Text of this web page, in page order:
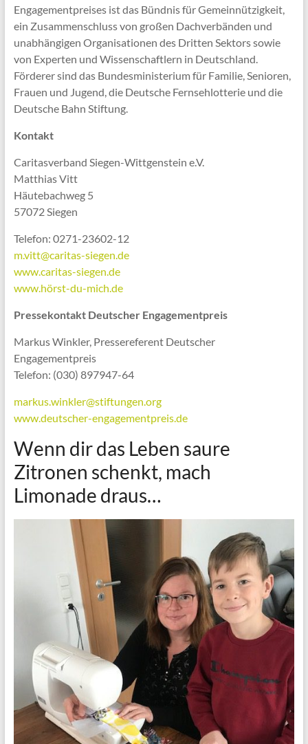
Engagementpreises ist das Bündnis für Gemeinnützigkeit,
ein Zusammenschluss von großen Dachverbänden und
unabhängigen Organisationen des Dritten Sektors sowie
von Experten und Wissenschaftlern in Deutschland.
Förderer sind das Bundesministerium für Familie, Senioren,
Frauen und Jugend, die Deutsche Fernsehlotterie und die
Deutsche Bahn Stiftung.
Kontakt
Caritasverband Siegen-Wittgenstein e.V.
Matthias Vitt
Häutebachweg 5
57072 Siegen
Telefon: 0271-23602-12
m.vitt@caritas-siegen.de
www.caritas-siegen.de
www.hörst-du-mich.de
Pressekontakt Deutscher Engagementpreis
Markus Winkler, Pressereferent Deutscher
Engagementpreis
Telefon: (030) 897947-64
markus.winkler@stiftungen.org
www.deutscher-engagementpreis.de
Wenn dir das Leben saure
Zitronen schenkt, mach
Limonade draus…